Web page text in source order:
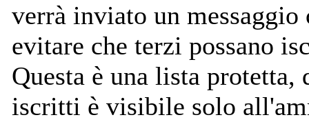
verrà inviato un
evitare che terzi possano
Questa è una lista
iscritti è visibile solo